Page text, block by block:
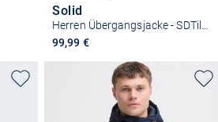
Solid
Herren Übergangsjacke - SDTilak
99,99 €